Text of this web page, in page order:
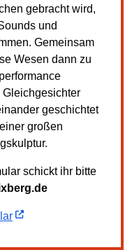
gebracht wird,
und
Gemeinsam
Wesen dann zu
geschichtet
großen
schickt ihr bitte